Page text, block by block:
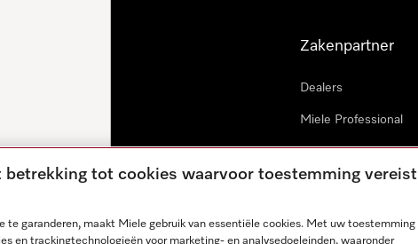
Zakenpartner
Dealers
Miele Professional
Miele in projecten
Miele Marine
tot cookies waarvoor toestemming vereist
te garanderen, maakt Miele gebruik van essentiële cookies. Met uw toestemming
en trackingtechnologieën voor marketing- en analysedoeleinden, waaronder